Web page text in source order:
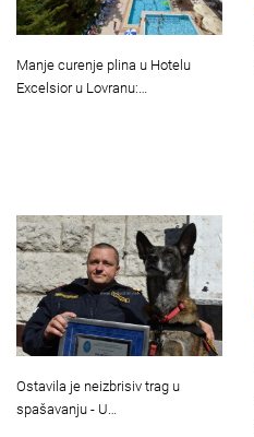
Manje curenje plina u Hotelu
Excelsior u Lovranu:…
Ostavila je neizbrisiv trag u
spašavanju - U…